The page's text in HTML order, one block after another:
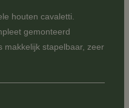
houten cavaletti.
gemonteerd
makkelijk stapelbaar, zeer